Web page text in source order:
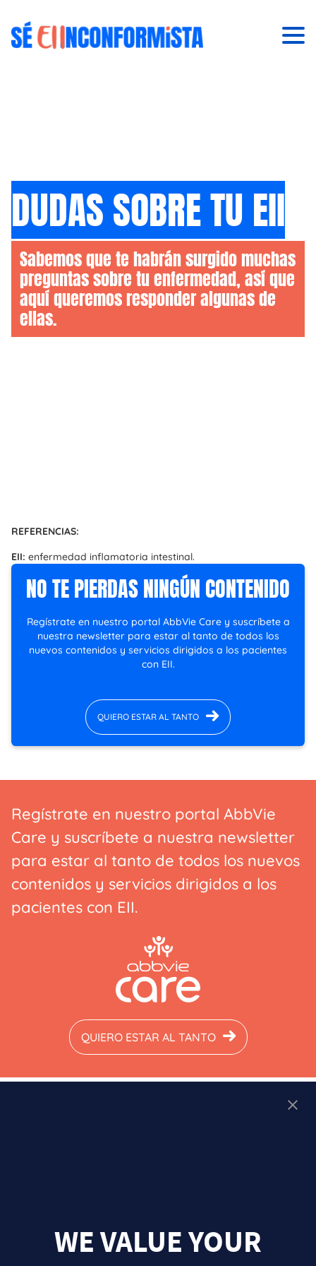
DUDAS SOBRE TU EII
Sabemos que te habrán surgido muchas
preguntas sobre tu enfermedad, así que
aquí queremos responder algunas de
ellas.
REFERENCIAS:
EII: enfermedad inflamatoria intestinal.
NO TE PIERDAS NINGÚN CONTENIDO
Regístrate en nuestro portal AbbVie Care y suscríbete a
nuestra newsletter para estar al tanto de todos los
nuevos contenidos y servicios dirigidos a los pacientes
con EII.
QUIERO ESTAR AL TANTO
Regístrate en nuestro portal AbbVie
Care y suscríbete a nuestra newsletter
para estar al tanto de todos los nuevos
contenidos y servicios dirigidos a los
pacientes con EII.
QUIERO ESTAR AL TANTO
WE VALUE YOUR